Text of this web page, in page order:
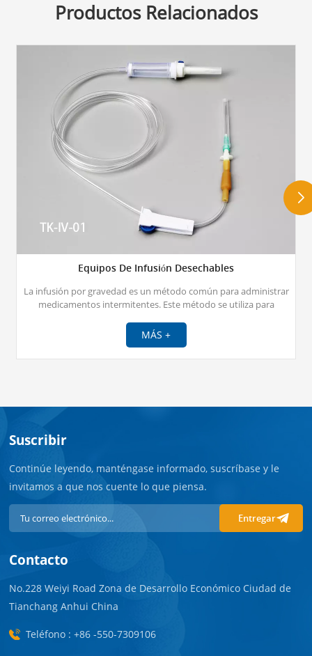
Productos Relacionados
Equipos De Infusión Desechables
La infusión por gravedad es un método común para administrar
medicamentos intermitentes. Este método se utiliza para
fabricantes de equipos de infusión, ofrecemos a nuestros clientes
una amplia gama de materiales para satisfacer las necesidades
específicas de cada usuario, adaptándonos a diferentes escenarios
Actualmente, contamos con una amplia gama de equipos de
microequipos, equipos pediátricos, equipos de alas y equipos tipo
MÁS +
Suscribir
Continúe leyendo, manténgase informado, suscríbase y le
invitamos a que nos cuente lo que piensa.
Entregar
Contacto
No.228 Weiyi Road Zona de Desarrollo Económico Ciudad de
Tianchang Anhui China
Teléfono : +86 -550-7309106